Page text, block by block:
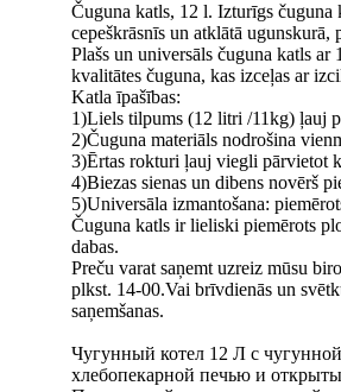
Čuguna katls, 12 l. Izturīgs čuguna
cepeškrāsnīs un atklātā
Plašs un universāls čuguna katls
kvalitātes čuguna, kas izceļas ar
Katla īpašības:
1)Liels tilpums (12 litri /11kg) ļauj
2)Čuguna materiāls nodrošina
3)Ērtas rokturi ļauj viegli pārvietot
4)Biezas sienas un dibens novērš
5)Universāla izmantošana:
Čuguna katls ir lieliski piemērots
dabas.
Preču varat saņemt uzreiz mūsu
plkst. 14-00.Vai brīvdienās un
saņemšanas.
Чугунный котел 12 Л c
хлебопекарной печью и